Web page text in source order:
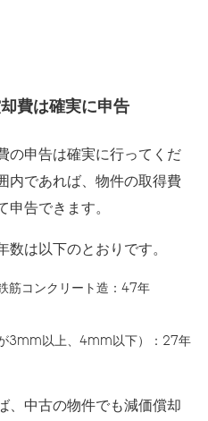
費は確実に申告
の申告は確実に行ってくだ
内であれば、物件の取得費
申告できます。
は以下のとおりです。
筋コンクリート造：47年
3mm以上、4mm以下）：27年
、中古の物件でも減価償却